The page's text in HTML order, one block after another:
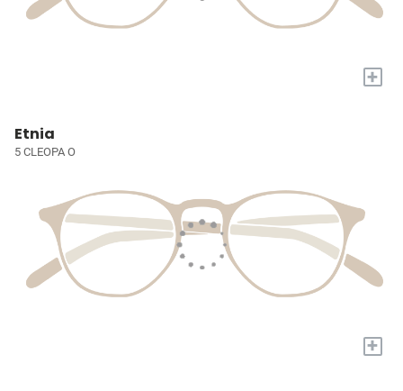
+
Etnia
5 CLEOPA O
+